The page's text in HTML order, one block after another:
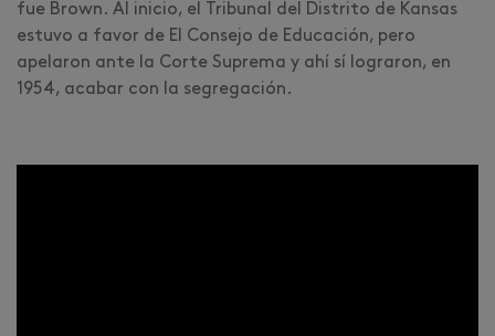
fue Brown. Al inicio, el Tribunal del Distrito de Kansas
estuvo a favor de El Consejo de Educación, pero
apelaron ante la Corte Suprema y ahí sí lograron, en
1954, acabar con la segregación.